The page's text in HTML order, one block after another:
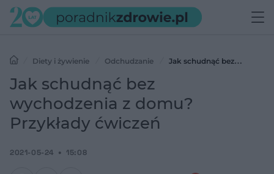
Diety i żywienie Odchudzanie
Jak schudnąć bez
wychodzenia z domu? Przykłady ćwiczeń
Jak schudnąć bez
wychodzenia z domu?
Przykłady ćwiczeń
2021-05-24 15:08